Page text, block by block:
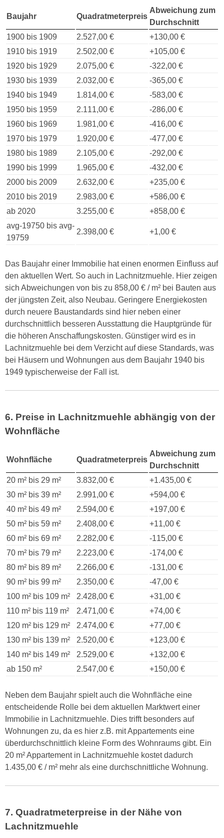
Baujahr Quadratmeterpreis
Abweichung zum
Durchschnitt
1900 bis 1909
2.527,00 €
+130,00 €
1910 bis 1919
2.502,00 €
+105,00 €
1920 bis 1929
2.075,00 €
-322,00 €
1930 bis 1939
2.032,00 €
-365,00 €
1940 bis 1949
1.814,00 €
-583,00 €
1950 bis 1959
2.111,00 €
-286,00 €
1960 bis 1969
1.981,00 €
-416,00 €
1970 bis 1979
1.920,00 €
-477,00 €
1980 bis 1989
2.105,00 €
-292,00 €
1990 bis 1999
1.965,00 €
-432,00 €
2000 bis 2009
2.632,00 €
+235,00 €
2010 bis 2019
2.983,00 €
+586,00 €
ab 2020
3.255,00 €
+858,00 €
avg-19750 bis avg-
19759
2.398,00 € +1,00 €
Das Baujahr einer Immobilie hat einen enormen Einfluss auf
den aktuellen Wert. So auch in Lachnitzmuehle. Hier zeigen
sich Abweichungen von bis zu 858,00 € / m² bei Bauten aus
der jüngsten Zeit, also Neubau. Geringere Energiekosten
durch neuere Baustandards sind hier neben einer
durchschnittlich besseren Ausstattung die Hauptgründe für
die höheren Anschaffungskosten. Günstiger wird es in
Lachnitzmuehle bei dem Verzicht auf diese Standards, was
bei Häusern und Wohnungen aus dem Baujahr 1940 bis
1949 typischerweise der Fall ist.
6. Preise in Lachnitzmuehle abhängig von der
Wohnfläche
Wohnfläche Quadratmeterpreis
Abweichung zum
Durchschnitt
20 m² bis 29 m²
3.832,00 €
+1.435,00 €
30 m² bis 39 m²
2.991,00 €
+594,00 €
40 m² bis 49 m²
2.594,00 €
+197,00 €
50 m² bis 59 m²
2.408,00 €
+11,00 €
60 m² bis 69 m²
2.282,00 €
-115,00 €
70 m² bis 79 m²
2.223,00 €
-174,00 €
80 m² bis 89 m²
2.266,00 €
-131,00 €
90 m² bis 99 m²
2.350,00 €
-47,00 €
100 m² bis 109 m²
2.428,00 €
+31,00 €
110 m² bis 119 m²
2.471,00 €
+74,00 €
120 m² bis 129 m²
2.474,00 €
+77,00 €
130 m² bis 139 m²
2.520,00 €
+123,00 €
140 m² bis 149 m²
2.529,00 €
+132,00 €
ab 150 m²
2.547,00 € +150,00 €
Neben dem Baujahr spielt auch die Wohnfläche eine
entscheidende Rolle bei dem aktuellen Marktwert einer
Immobilie in Lachnitzmuehle. Dies trifft besonders auf
Wohnungen zu, da es hier z.B. mit Appartements eine
überdurchschnittlich kleine Form des Wohnraums gibt. Ein
20 m² Appartement in Lachnitzmuehle kostet dadurch
1.435,00 € / m² mehr als eine durchschnittliche Wohnung.
7. Quadratmeterpreise in der Nähe von
Lachnitzmuehle